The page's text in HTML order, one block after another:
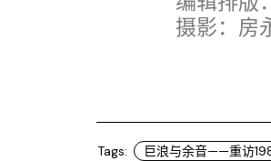
摄影：房
Tags: 巨浪与余音——重访